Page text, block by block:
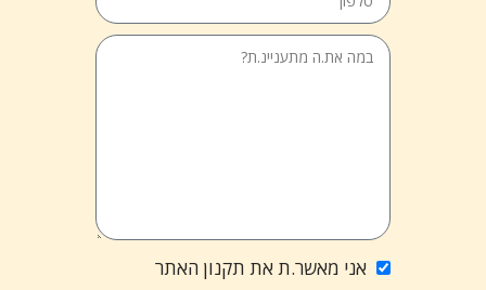
אני מאשר.ת את תקנון האתר